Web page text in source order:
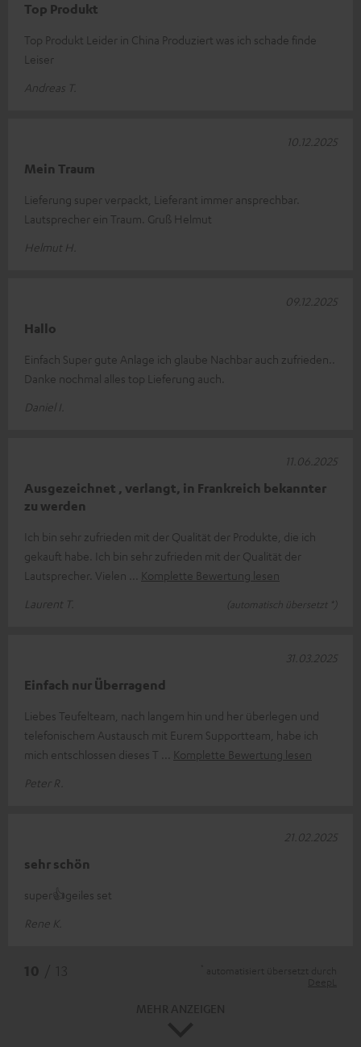
Top Produkt
Top Produkt Leider in China Produziert was ich schade finde
Leiser
Andreas T.
Mein Traum
Lieferung super verpackt, Lieferant immer ansprechbar.
Lautsprecher ein Traum. Gruß Helmut
Helmut H.
10.12.2025
Hallo
Einfach Super gute Anlage ich glaube Nachbar auch zufrieden..
Danke nochmal alles top Lieferung auch.
Daniel I.
09.12.2025
Ausgezeichnet , verlangt, in Frankreich bekannter
zu werden
Ich bin sehr zufrieden mit der Qualität der Produkte, die ich
gekauft habe. Ich bin sehr zufrieden mit der Qualität der
Lautsprecher. Vielen
Komplette Bewertung lesen
Laurent T.
(automatisch übersetzt *)
11.06.2025
Einfach nur Überragend
Liebes Teufelteam, nach langem hin und her überlegen und
telefonischem Austausch mit Eurem Supportteam, habe ich
mich entschlossen dieses T
Komplette Bewertung lesen
Peter R.
31.03.2025
sehr schön
super👍geiles set
Rene K.
21.02.2025